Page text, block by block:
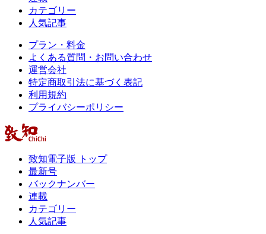
カテゴリー
人気記事
プラン・料金
よくある質問・お問い合わせ
運営会社
特定商取引法に基づく表記
利用規約
プライバシーポリシー
致知電子版 トップ
最新号
バックナンバー
連載
カテゴリー
人気記事